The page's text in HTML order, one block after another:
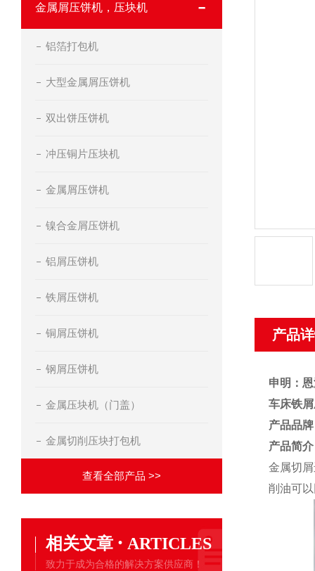
金属屑压饼机，压块机
铝箔打包机
大型金属屑压饼机
双出饼压饼机
冲压铜片压块机
金属屑压饼机
镍合金屑压饼机
铝屑压饼机
铁屑压饼机
铜屑压饼机
钢屑压饼机
金属压块机（门盖）
金属切削压块打包机
查看全部产品 >>
相关文章 · ARTICLES
致力于成为合格的解决方案供应商！
产品
申明：
车床铁
产品品
产品简
金属切
削油可